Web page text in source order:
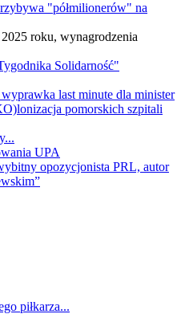
"półmilionerów" na
roku, wynagrodzenia
Solidarność"
last minute dla minister
pomorskich szpitali
UPA
opozycjonista PRL, autor